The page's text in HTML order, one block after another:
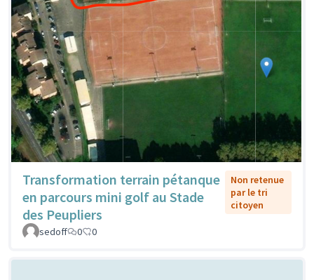
Transformation terrain pétanque
en parcours mini golf au Stade
des Peupliers
Non retenue
par le tri
citoyen
sedoff 0 0